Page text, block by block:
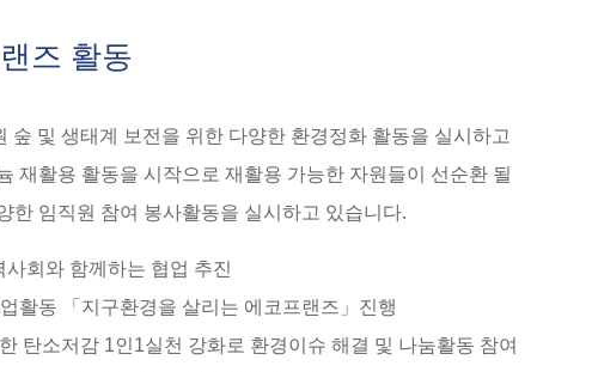
즈 활동
숲 및 생태계 보전을 위한 다양한 환경정화 활동을 실시하고
재활용 활동을 시작으로 재활용 가능한 자원들이 선순환 될
한 임직원 참여 봉사활동을 실시하고 있습니다.
회와 함께하는 협업 추진
활동 「지구환경을 살리는 에코프랜즈」진행
탄소저감 1인1실천 강화로 환경이슈 해결 및 나눔활동 참여